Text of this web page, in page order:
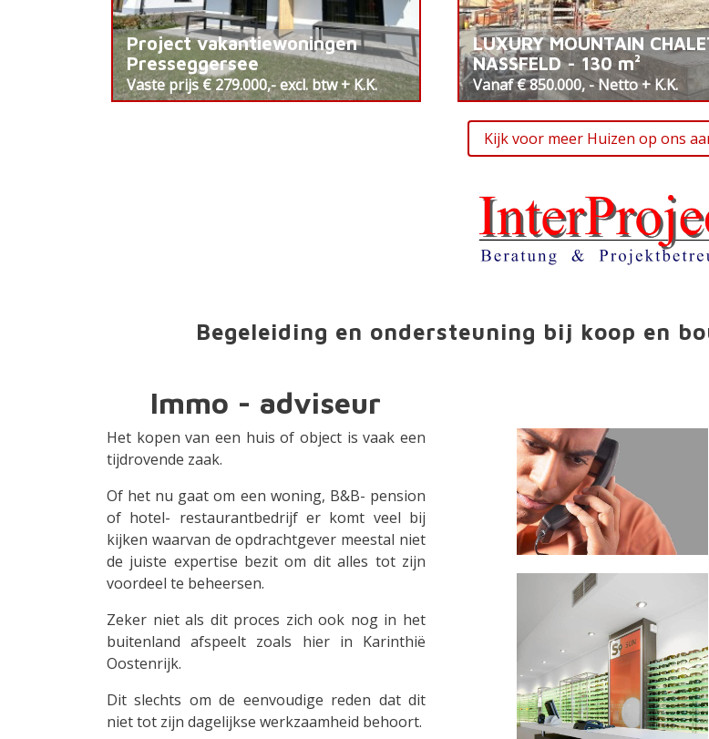
Project vakantiewoningen
Presseggersee
Vaste prijs € 279.000,- excl. btw + K.K.
LUXURY MOUNTAIN
NASSFELD - 130 m²
Vanaf € 850.000, - Netto + K.K.
Kijk voor meer Huizen op ons
Begeleiding en ondersteuning bij koop en
Immo - adviseur
Het kopen van een huis of object is vaak een
tijdrovende zaak.
Of het nu gaat om een woning, B&B- pension
of hotel- restaurantbedrijf er komt veel bij
kijken waarvan de opdrachtgever meestal niet
de juiste expertise bezit om dit alles tot zijn
voordeel te beheersen.
Zeker niet als dit proces zich ook nog in het
buitenland afspeelt zoals hier in Karinthië
Oostenrijk.
Dit slechts om de eenvoudige reden dat dit
niet tot zijn dagelijkse werkzaamheid behoort.